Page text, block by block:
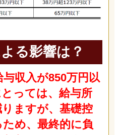
る影響は？
与収入が850万円以
っては、給与所
ますが、基礎控
め、最終的に負